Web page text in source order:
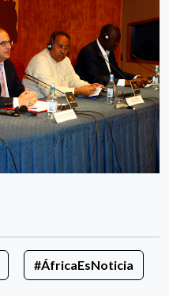
#ÁfricaEsNoticia